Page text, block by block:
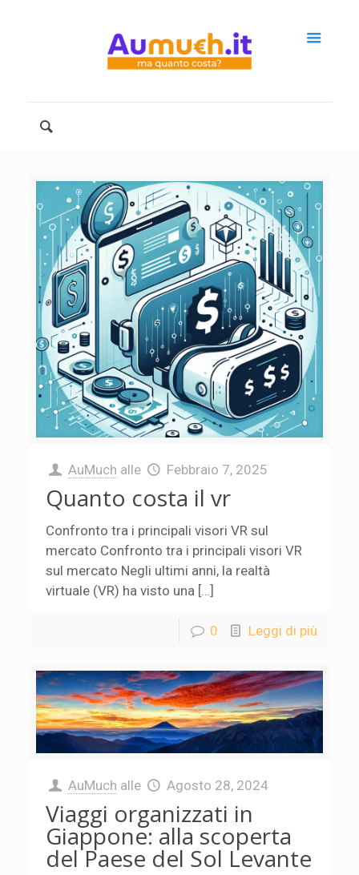
AuMuch alle Febbraio 7, 2025
Quanto costa il vr
Confronto tra i principali visori VR sul
mercato Confronto tra i principali visori VR
sul mercato Negli ultimi anni, la realtà
virtuale (VR) ha visto una […]
0 Leggi di più
AuMuch alle Agosto 28, 2024
Viaggi organizzati in
Giappone: alla scoperta
del Paese del Sol Levante